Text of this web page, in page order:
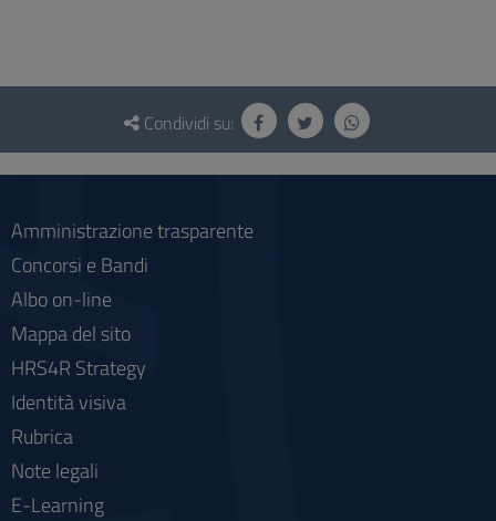
Questionario
social
Condividi su:
Amministrazione trasparente
Concorsi e Bandi
Albo on-line
Mappa del sito
HRS4R Strategy
Identità visiva
Rubrica
Note legali
E-Learning